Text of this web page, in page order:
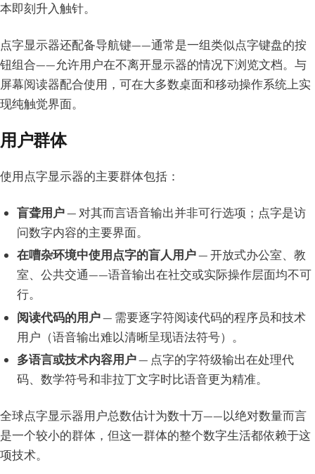
本即刻升入触针。
点字显示器还配备导航键——通常是一组类似点字键盘的按
钮组合——允许用户在不离开显示器的情况下浏览文档。与
屏幕阅读器配合使用，可在大多数桌面和移动操作系统上实
现纯触觉界面。
用户群体
使用点字显示器的主要群体包括：
盲聋用户— 对其而言语音输出并非可行选项；点字是访
问数字内容的主要界面。
在嘈杂环境中使用点字的盲人用户— 开放式办公室、教
室、公共交通——语音输出在社交或实际操作层面均不可
行。
阅读代码的用户— 需要逐字符阅读代码的程序员和技术
用户（语音输出难以清晰呈现语法符号）。
多语言或技术内容用户— 点字的字符级输出在处理代
码、数学符号和非拉丁文字时比语音更为精准。
全球点字显示器用户总数估计为数十万——以绝对数量而言
是一个较小的群体，但这一群体的整个数字生活都依赖于这
项技术。